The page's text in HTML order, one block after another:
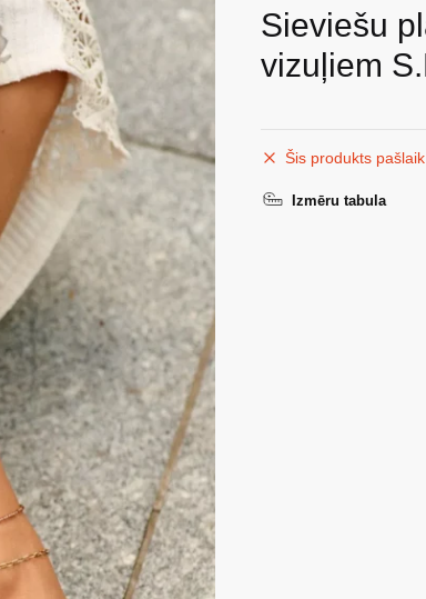
Sieviešu
vizuļiem
Šis produkts
Izmēru tabula